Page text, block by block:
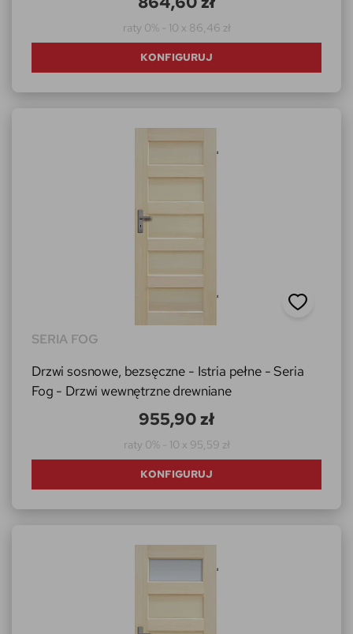
raty 0% - 10 x 86,46 zł
KONFIGURUJ
SERIA FOG
Drzwi sosnowe, bezsęczne - Istria pełne - Seria
Fog - Drzwi wewnętrzne drewniane
955,90 zł
raty 0% - 10 x 95,59 zł
KONFIGURUJ